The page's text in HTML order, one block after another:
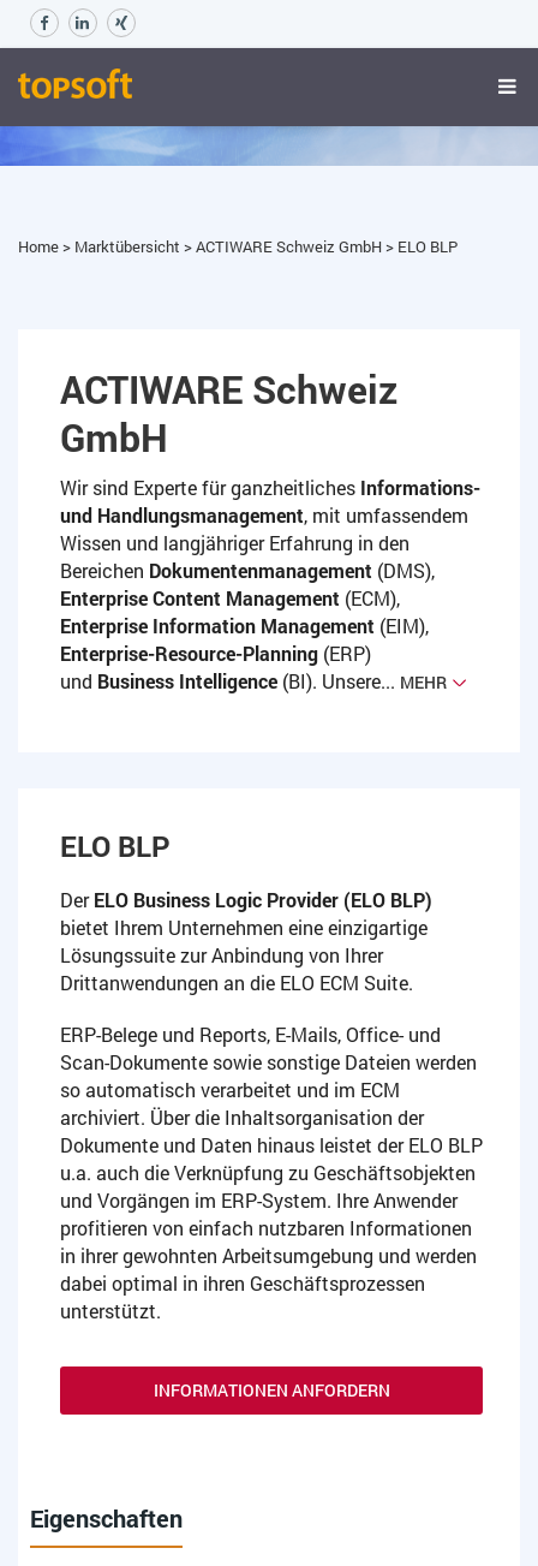
Home> Marktübersicht >ACTIWARE Schweiz GmbH> ELO BLP
ACTIWARE Schweiz
GmbH
Wir sind Experte für ganzheitliches Informations-
und Handlungsmanagement, mit umfassendem
Wissen und langjähriger Erfahrung in den
Bereichen Dokumentenmanagement (DMS),
Enterprise Content Management (ECM),
Enterprise Information Management (EIM),
Enterprise-Resource-Planning (ERP)
und Business Intelligence (BI). Unsere... MEHR
ELO BLP
DerELO Business Logic Provider (ELO BLP)
bietet Ihrem Unternehmen eine einzigartige
Lösungssuite zur Anbindung von Ihrer
Drittanwendungen an die ELO ECM Suite.
ERP-Belege und Reports, E-Mails, Office- und
Scan-Dokumente sowie sonstige Dateien werden
so automatisch verarbeitet und im ECM
archiviert. Über die Inhaltsorganisation der
Dokumente und Daten hinaus leistet der ELO BLP
u.a. auch die Verknüpfung zu Geschäftsobjekten
und Vorgängen im ERP-System. Ihre Anwender
profitieren von einfach nutzbaren Informationen
in ihrer gewohnten Arbeitsumgebung und werden
dabei optimal in ihren Geschäftsprozessen
unterstützt.
INFORMATIONEN ANFORDERN
Eigenschaften